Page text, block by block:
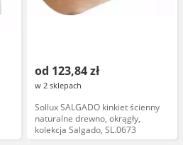
od 123,84 zł
w 2 sklepach
Sollux SALGADO kinkiet ścienny
naturalne drewno, okrągły,
kolekcja Salgado, SL.0673